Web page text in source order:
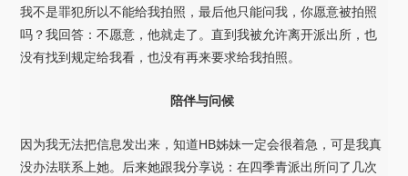
我不是罪犯所以不能给我拍照，最后他只能问我，你愿意被拍照
吗？我回答：不愿意，他就走了。直到我被允许离开派出所，也
没有找到规定给我看，也没有再来要求给我拍照。
陪伴与问候
因为我无法把信息发出来，知道HB姊妹一定会很着急，可是我真
没办法联系上她。后来她跟我分享说：在四季青派出所问了几次